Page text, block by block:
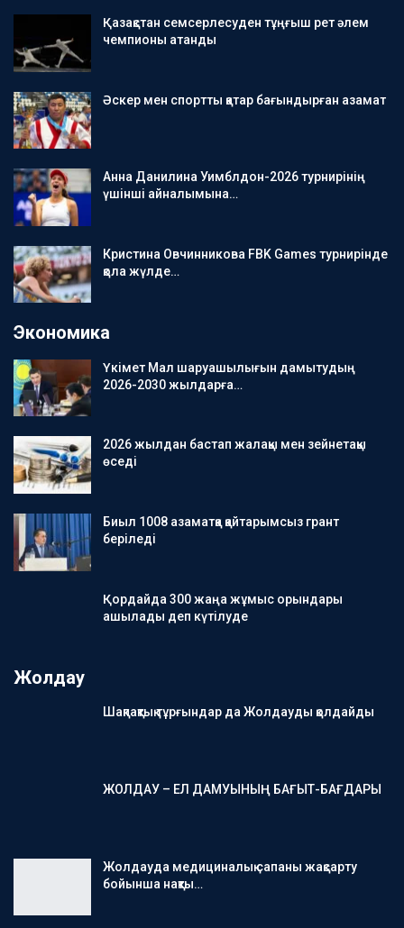
Қазақстан семсерлесуден тұңғыш рет әлем
чемпионы атанды
Әскер мен спортты қатар бағындырған азамат
Анна Данилина Уимблдон-2026 турнирінің
үшінші айналымына…
Кристина Овчинникова FBK Games турнирінде
қола жүлде…
Экономика
Үкімет Мал шаруашылығын дамытудың
2026-2030 жылдарға…
2026 жылдан бастап жалақы мен зейнетақы
өседі
Биыл 1008 азаматқа қайтарымсыз грант
беріледі
Қордайда 300 жаңа жұмыс орындары
ашылады деп күтілуде
Жолдау
Шақпақтық тұрғындар да Жолдауды қолдайды
ЖОЛДАУ – ЕЛ ДАМУЫНЫҢ БАҒЫТ-БАҒДАРЫ
Жолдауда медициналық сапаны жақсарту
бойынша нақты…